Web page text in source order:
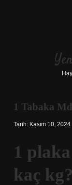
1 Tabaka
Tarih: Kasım 10, 2024
1
kaç kg?